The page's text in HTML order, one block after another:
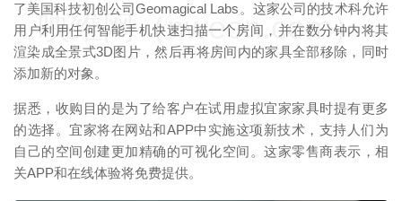
了美国科技初创公司Geomagical Labs。这家公司的技术科允许
用户利用任何智能手机快速扫描一个房间，并在数分钟内将其
渲染成全景式3D图片，然后再将房间内的家具全部移除，同时
添加新的对象。
据悉，收购目的是为了给客户在试用虚拟宜家家具时提有更多
的选择。宜家将在网站和APP中实施这项新技术，支持人们为
自己的空间创建更加精确的可视化空间。这家零售商表示，相
关APP和在线体验将免费提供。
映维网（nweon.com）